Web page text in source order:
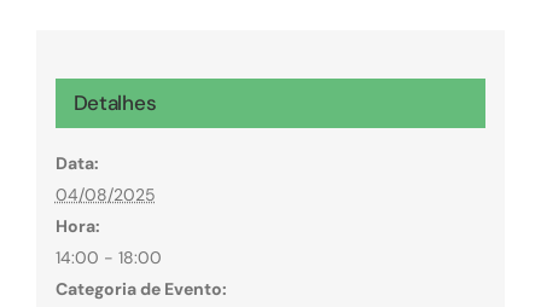
Detalhes
Data:
04/08/2025
Hora:
14:00 - 18:00
Categoria de Evento: